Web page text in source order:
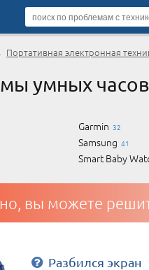
Портативная электронная
умных
Garmin 32
Samsung 41
Smart Baby
вы можете
Разбился экран